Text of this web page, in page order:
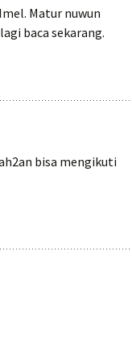
Matur nuwun
baca sekarang.
bisa mengikuti